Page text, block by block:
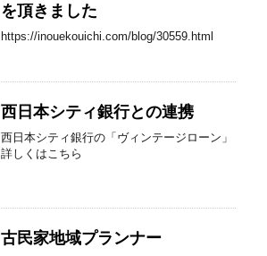
を頂きました
https://inouekouichi.com/blog/30559.html
西日本シティ銀行との連携
西日本シティ銀行の「ヴィンテージローン」
詳しくはこちら
古民家地域プランナー